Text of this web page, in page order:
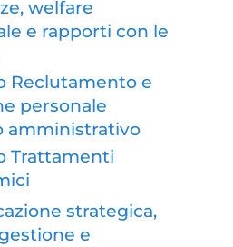
welfare
e rapporti con le
Reclutamento e
personale
amministrativo
Trattamenti
strategica,
e